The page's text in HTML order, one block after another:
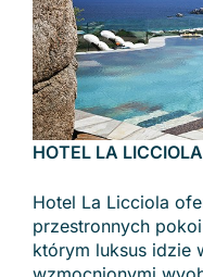
HOTEL LA LICCIOLA
Hotel La Licciola
przestronnych
którym luksus idzie